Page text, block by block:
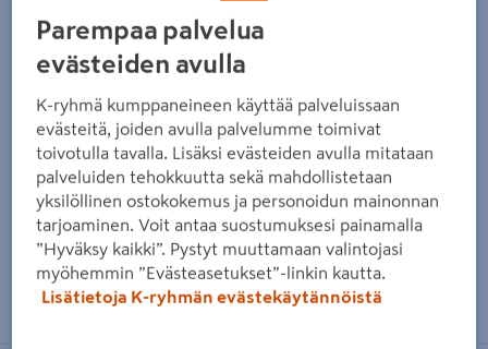
Zoomaa kuvaa sormilla kosketusnäytöllä
Parempaa palvelua
evästeiden avulla
K-ryhmä kumppaneineen käyttää palveluissaan
evästeitä, joiden avulla palvelumme toimivat
toivotulla tavalla. Lisäksi evästeiden avulla mitataan
palveluiden tehokkuutta sekä mahdollistetaan
yksilöllinen ostokokemus ja personoidun mainonnan
tarjoaminen. Voit antaa suostumuksesi painamalla
”Hyväksy kaikki”. Pystyt muuttamaan valintojasi
myöhemmin ”Evästeasetukset”-linkin kautta.
Lisätietoja K-ryhmän evästekäytännöistä